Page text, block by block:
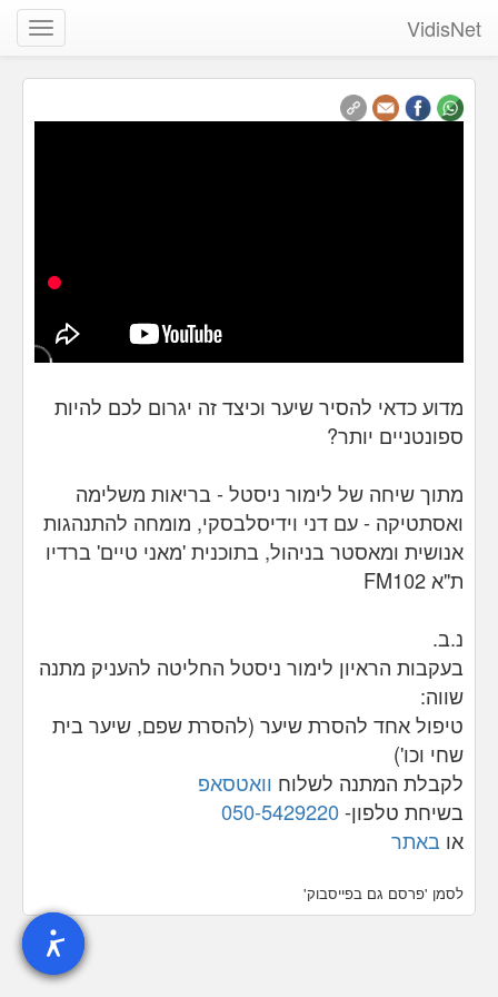
שנה
VidisNet
מדוע כדאי להסיר שיער וכיצד זה יגרום לכם להיות
ספונטניים יותר?
מתוך שיחה של לימור ניסטל - בריאות משלימה
ואסתטיקה - עם דני וידיסלבסקי, מומחה להתנהגות
אנושית ומאסטר בניהול, בתוכנית 'מאני טיים' ברדיו
ת"א FM102
נ.ב.
בעקבות הראיון לימור ניסטל החליטה להעניק מתנה
שווה:
טיפול אחד להסרת שיער (להסרת שפם, שיער בית
שחי וכו')
לקבלת המתנה לשלוח וואטסאפ
בשיחת טלפון-050-5429220
או באתר
לסמן 'פרסם גם בפייסבוק'